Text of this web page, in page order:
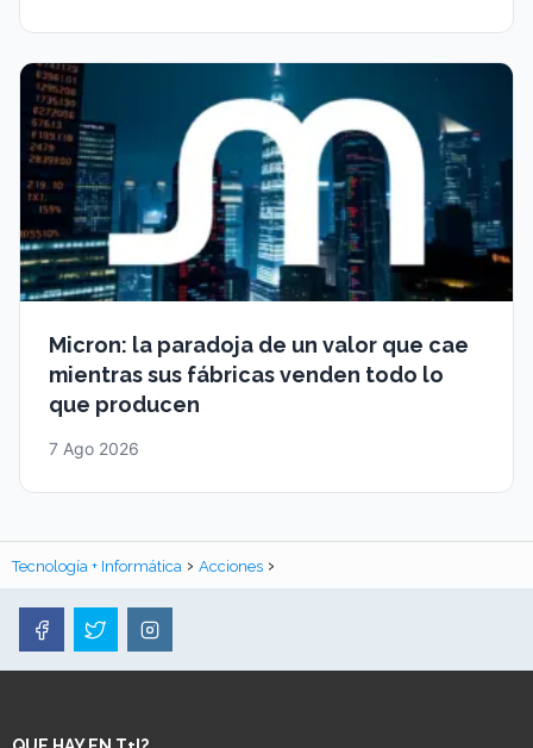
Micron: la paradoja de un valor que cae
mientras sus fábricas venden todo lo
que producen
7 Ago 2026
Tecnología + Informática Acciones